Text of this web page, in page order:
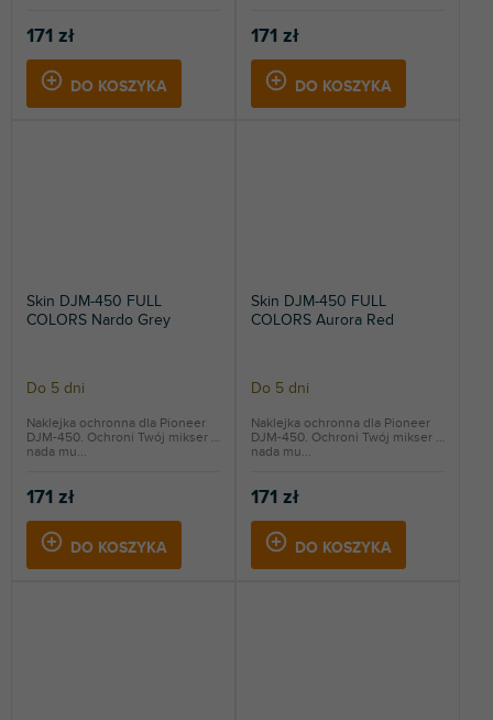
171 zł
DO KOSZYKA
171 zł
DO KOSZYKA
Skin DJM-450 FULL
COLORS Nardo Grey
Do 5 dni
171 zł
DO KOSZYKA
Naklejka ochronna dla Pioneer
DJM-450. Ochroni Twój mikser i
nada mu...
Skin DJM-450 FULL
COLORS Aurora Red
Do 5 dni
171 zł
DO KOSZYKA
Naklejka ochronna dla Pioneer
DJM-450. Ochroni Twój mikser i
nada mu...